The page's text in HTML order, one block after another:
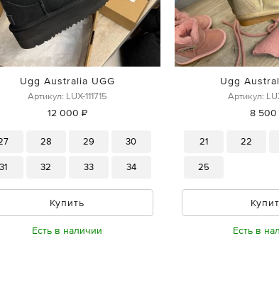
Ugg Australia UGG
Артикул: LUX-111715
12 000 ₽
28 29 30
31 32 33 34
Купить
Есть в наличии
Ugg
Артикул:
8 500
21 22
25
Есть в